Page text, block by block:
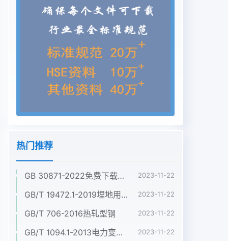
（ Distributed Home Address)
(Distributed Mobile IPv6) ...........................................
2 3.2缩 略
..............................................................................2 4简
介 ．............................................................................:...3
4.1移 动 IPv4
动 IPv6
向 隧 道 模 式
．.....................................................................4 5概 述
．................................................................................4
5.1设 计 目 标 和 主 要 内 容
．.................................................................4 5.2与 其
他 相 关 技 术 的 区 别 和 联 系
热门推荐
GB 30871-2022免费下载危险化学品企业特殊作业安全规范 2023-11-22
GB/T 19472.1-2019埋地用聚乙烯(PE)结构壁管道系统 第1部分:聚乙烯双壁波纹管材 2023-11-22
GB/T 706-2016热轧型钢 2023-11-22
GB/T 1094.1-2013电力变压器 第1部分:总则 2023-11-22